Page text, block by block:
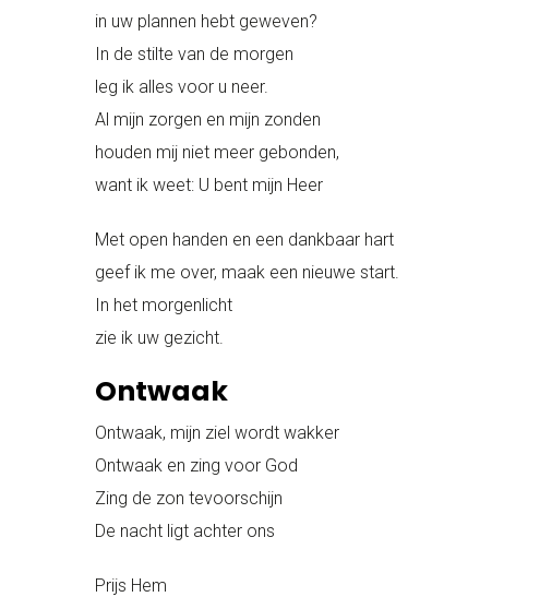
in uw plannen hebt geweven?
In de stilte van de morgen
leg ik alles voor u neer.
Al mijn zorgen en mijn zonden
houden mij niet meer gebonden,
want ik weet: U bent mijn Heer
Met open handen en een dankbaar hart
geef ik me over, maak een nieuwe start.
In het morgenlicht
zie ik uw gezicht.
Ontwaak
Ontwaak, mijn ziel wordt wakker
Ontwaak en zing voor God
Zing de zon tevoorschijn
De nacht ligt achter ons
Prijs Hem